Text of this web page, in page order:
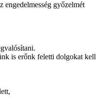
engedelmesség győzelmét
is erőnk feletti dolgokat kell